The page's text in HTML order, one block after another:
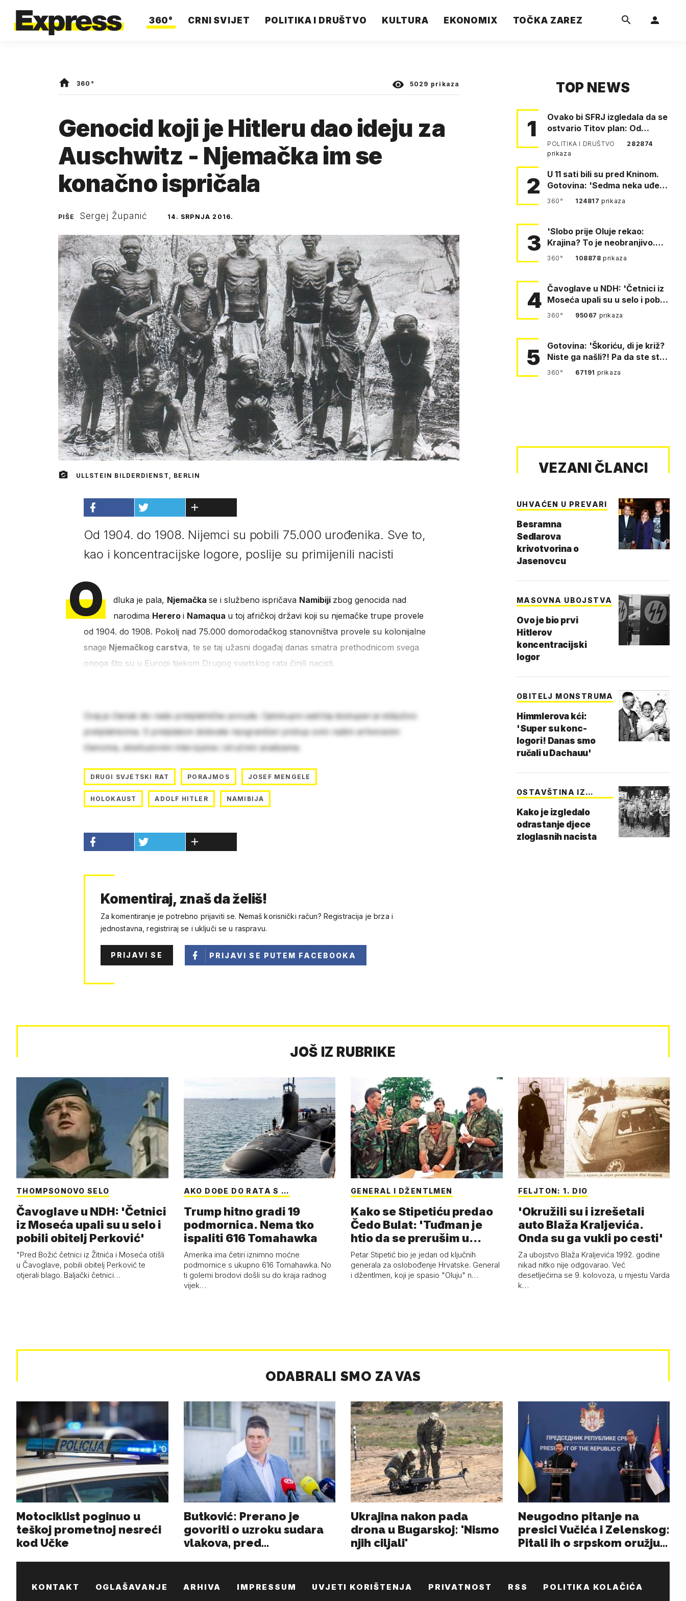
360° CRNI SVIJET POLITIKA I DRUŠTVO KULTURA EKONOMIX TOČKA ZAREZ
360° 5029 prikaza
Genocid koji je Hitleru dao ideju za
Auschwitz - Njemačka im se
konačno ispričala
PIŠE Sergej Županić 14. SRPNJA 2016.
ULLSTEIN BILDERDIENST, BERLIN
Od 1904. do 1908. Nijemci su pobili 75.000 urođenika. Sve to,
kao i koncentracijske logore, poslije su primijenili nacisti
O dluka je pala, Njemačka se i službeno ispričava Namibiji zbog genocida nad
narodima Herero i Namaqua u toj afričkoj državi koji su njemačke trupe provele
od 1904. do 1908. Pokolj nad 75.000 domorodačkog stanovništva provele su kolonijalne
snage Njemačkog carstva, te se taj užasni događaj danas smatra prethodnicom svega
onoga što su u Europi tijekom Drugog svjetskog rata činili nacisti.
Ovaj je članak dio naše pretplatničke ponude. Cjelokupni sadržaj dostupan je isključivo
pretplatnicima. S pretplatom dobivate neograničen pristup svim našim arhiviranim
člancima, ekskluzivnim intervjuima i stručnim analizama.
DRUGI SVJETSKI RAT PORAJMOS JOSEF MENGELE
HOLOKAUST ADOLF HITLER NAMIBIJA
Komentiraj, znaš da želiš!
Za komentiranje je potrebno prijaviti se. Nemaš korisnički račun? Registracija je brza i
jednostavna, registriraj se i uključi se u raspravu.
PRIJAVI SE PRIJAVI SE PUTEM FACEBOOKA
TOP NEWS
1
Ovako bi SFRJ izgledala da se
ostvario Titov plan: Od
Klagenfurta do Istanbula!
POLITIKA I DRUŠTVO
282874
prikaza
2
U 11 sati bili su pred Kninom.
Gotovina: 'Sedma neka uđe,
4. gardijska neka g…
360° 124817prikaza
3
'Slobo prije Oluje rekao:
Krajina? To je neobranjivo.
Tuđmana zvao Krivousti'
360° 108878prikaza
4 Čavoglave u NDH: 'Četnici iz
Moseća upali su u selo i pobili
obitelj Perković'
360° 95067 prikaza
5
Gotovina: 'Škoriću, di je križ?
Niste ga našli?! Pa da ste stali
i pitali fratr…
360° 67191 prikaza
VEZANI ČLANCI
UHVAĆEN U PREVARI
Besramna
Sedlarova
krivotvorina o
Jasenovcu
MASOVNA UBOJSTVA
Ovo je bio prvi
Hitlerov
koncentracijski
logor
OBITELJ MONSTRUMA
Himmlerova kći:
'Super su konc-
logori! Danas smo
ručali u Dachauu'
OSTAVŠTINA IZ
Kako je izgledalo
odrastanje djece
zloglasnih nacista
JOŠ IZ RUBRIKE
THOMPSONOVO SELO
Čavoglave u NDH: 'Četnici
iz Moseća upali su u selo i
pobili obitelj Perković'
"Pred Božić četnici iz Žitnića i Moseća otišli
u Čavoglave, pobili obitelj Perković te
otjerali blago. Baljački četnici…
AKO DOĐE DO RATA S …
Trump hitno gradi 19
podmornica. Nema tko
ispaliti 616 Tomahawka
Amerika ima četiri iznimno moćne
podmornice s ukupno 616 Tomahawka. No
ti golemi brodovi došli su do kraja radnog
vijek…
GENERAL I DŽENTLMEN
Kako se Stipetiću predao
Čedo Bulat: 'Tuđman je
htio da se prerušim u
ženu'
Petar Stipetić bio je jedan od ključnih
generala za oslobođenje Hrvatske. General
i džentlmen, koji je spasio "Oluju" n…
FELJTON: 1. DIO
'Okružili su i izrešetali
auto Blaža Kraljevića.
Onda su ga vukli po cesti'
Za ubojstvo Blaža Kraljevića 1992. godine
nikad nitko nije odgovarao. Već
desetljećima se 9. kolovoza, u mjestu Varda
k…
KONTAKT OGLAŠAVANJE ARHIVA IMPRESSUM UVJETI KORIŠTENJA PRIVATNOST RSS POLITIKA KOLAČIĆA